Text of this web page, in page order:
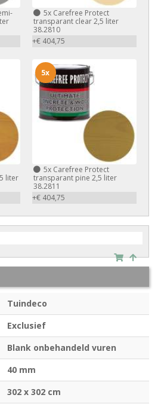
5xCarefree Protect
transparant clear 2,5 liter
38.2810
+€ 404,75
liter
5xCarefree Protect
transparant pine 2,5 liter
38.2811
+€ 404,75
5x
Tuindeco
Exclusief
Blank onbehandeld vuren
40 mm
302 x 302 cm